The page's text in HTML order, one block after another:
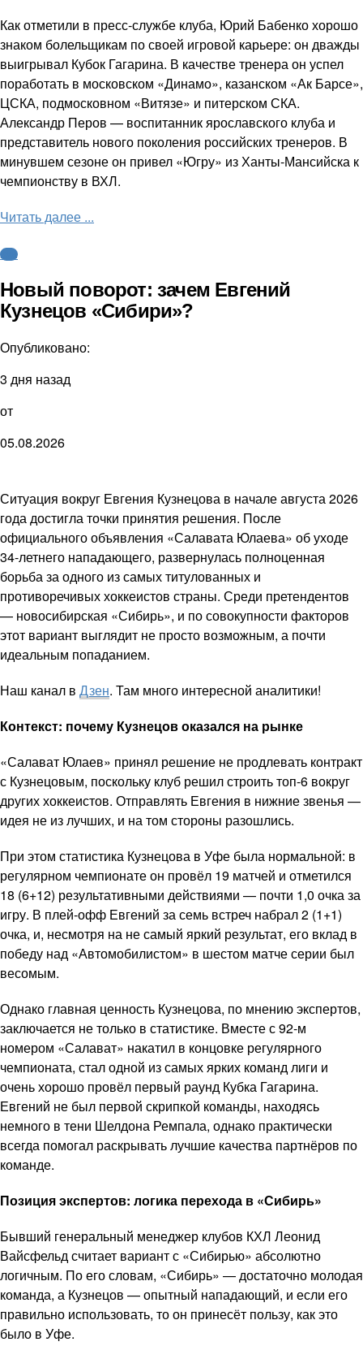
Как отметили в пресс-службе клуба, Юрий Бабенко хорошо
знаком болельщикам по своей игровой карьере: он дважды
выигрывал Кубок Гагарина. В качестве тренера он успел
поработать в московском «Динамо», казанском «Ак Барсе»,
ЦСКА, подмосковном «Витязе» и питерском СКА.
Александр Перов — воспитанник ярославского клуба и
представитель нового поколения российских тренеров. В
минувшем сезоне он привел «Югру» из Ханты-Мансийска к
чемпионству в ВХЛ.
Читать далее ...
КХЛ
Новый поворот: зачем Евгений
Кузнецов «Сибири»?
Опубликовано:
3 дня назад
от
05.08.2026
Ситуация вокруг Евгения Кузнецова в начале августа 2026
года достигла точки принятия решения. После
официального объявления «Салавата Юлаева» об уходе
34-летнего нападающего, развернулась полноценная
борьба за одного из самых титулованных и
противоречивых хоккеистов страны. Среди претендентов
— новосибирская «Сибирь», и по совокупности факторов
этот вариант выглядит не просто возможным, а почти
идеальным попаданием.
Наш канал в Дзен. Там много интересной аналитики!
Контекст: почему Кузнецов оказался на рынке
«Салават Юлаев» принял решение не продлевать контракт
с Кузнецовым, поскольку клуб решил строить топ-6 вокруг
других хоккеистов. Отправлять Евгения в нижние звенья —
идея не из лучших, и на том стороны разошлись.
При этом статистика Кузнецова в Уфе была нормальной: в
регулярном чемпионате он провёл 19 матчей и отметился
18 (6+12) результативными действиями — почти 1,0 очка за
игру. В плей-офф Евгений за семь встреч набрал 2 (1+1)
очка, и, несмотря на не самый яркий результат, его вклад в
победу над «Автомобилистом» в шестом матче серии был
весомым.
Однако главная ценность Кузнецова, по мнению экспертов,
заключается не только в статистике. Вместе с 92-м
номером «Салават» накатил в концовке регулярного
чемпионата, стал одной из самых ярких команд лиги и
очень хорошо провёл первый раунд Кубка Гагарина.
Евгений не был первой скрипкой команды, находясь
немного в тени Шелдона Ремпала, однако практически
всегда помогал раскрывать лучшие качества партнёров по
команде.
Позиция экспертов: логика перехода в «Сибирь»
Бывший генеральный менеджер клубов КХЛ Леонид
Вайсфельд считает вариант с «Сибирью» абсолютно
логичным. По его словам, «Сибирь» — достаточно молодая
команда, а Кузнецов — опытный нападающий, и если его
правильно использовать, то он принесёт пользу, как это
было в Уфе.